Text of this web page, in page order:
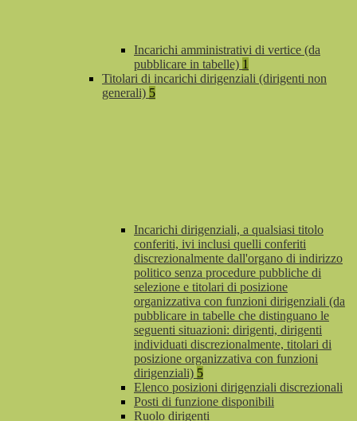
Incarichi amministrativi di vertice (da
pubblicare in tabelle) 1
Titolari di incarichi dirigenziali (dirigenti non
generali) 5
Incarichi dirigenziali, a qualsiasi titolo
conferiti, ivi inclusi quelli conferiti
discrezionalmente dall'organo di indirizzo
politico senza procedure pubbliche di
selezione e titolari di posizione
organizzativa con funzioni dirigenziali (da
pubblicare in tabelle che distinguano le
seguenti situazioni: dirigenti, dirigenti
individuati discrezionalmente, titolari di
posizione organizzativa con funzioni
dirigenziali) 5
Elenco posizioni dirigenziali discrezionali
Posti di funzione disponibili
Ruolo dirigenti